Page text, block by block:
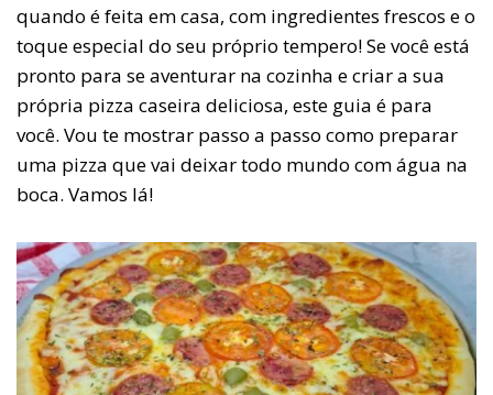
quando é feita em casa, com ingredientes frescos e o
toque especial do seu próprio tempero! Se você está
pronto para se aventurar na cozinha e criar a sua
própria pizza caseira deliciosa, este guia é para
você. Vou te mostrar passo a passo como preparar
uma pizza que vai deixar todo mundo com água na
boca. Vamos lá!